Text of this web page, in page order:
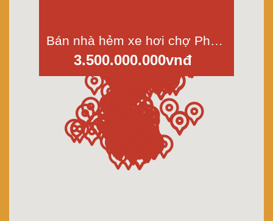
Bán nhà hẻm xe hơi chợ Phú Định, CX Phú Lâm A, đường Hậu Giang, p.12, Quận 6, diện tích 42m2, giá 3,5 tỷ
3.500.000.000vnđ